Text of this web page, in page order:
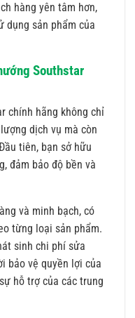
hàng yên tâm hơn,
dụng sản phẩm của
Southstar
chính hãng không chỉ
dịch vụ mà còn
tiên, bạn sở hữu
đảm bảo độ bền và
và minh bạch, có
từng loại sản phẩm.
sinh chi phí sửa
bảo vệ quyền lợi của
hỗ trợ của các trung